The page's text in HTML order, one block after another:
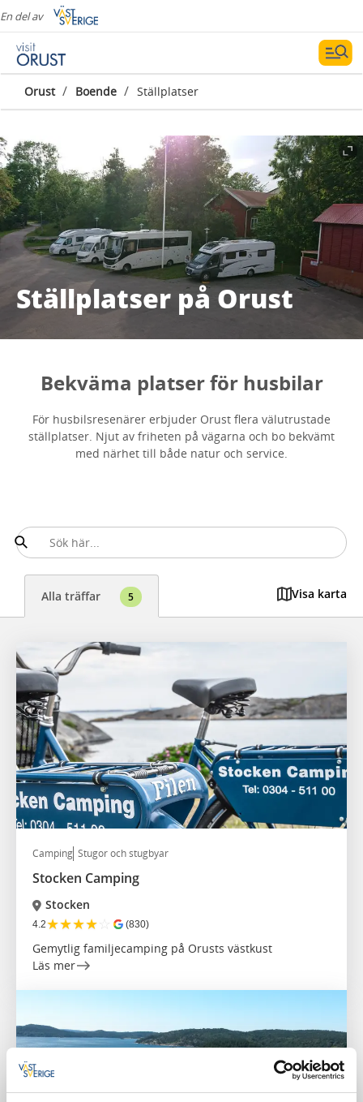
En del av
Orust / Boende / Ställplatser
Ställplatser på Orust
Bekväma platser för husbilar
För husbilsresenärer erbjuder Orust flera välutrustade
ställplatser. Njut av friheten på vägarna och bo bekvämt
med närhet till både natur och service.
Alla träffar 5 Visa karta
Camping Stugor och stugbyar
Stocken Camping
Stocken
4.2★★★★☆ (830)
Gemytlig familjecamping på Orusts västkust
Läs mer